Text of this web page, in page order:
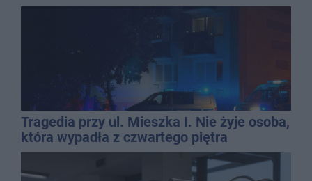
Tragedia przy ul. Mieszka I. Nie żyje osoba,
która wypadła z czwartego piętra